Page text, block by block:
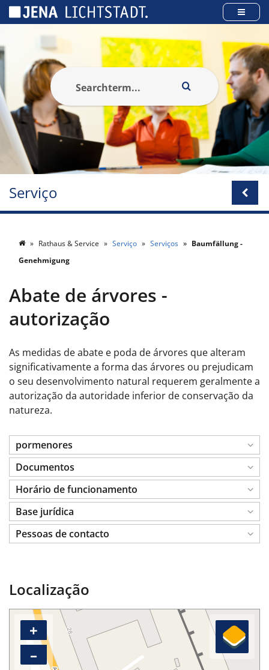
Serviço
Rathaus & Service Serviço Serviços
Baumfällung -
Genehmigung
Abate de árvores -
autorização
As medidas de abate e poda de árvores que alteram
significativamente a forma das árvores ou prejudicam
o seu desenvolvimento natural requerem geralmente a
autorização da autoridade inferior de conservação da
natureza.
pormenores
Documentos
Horário de funcionamento
Base jurídica
Pessoas de contacto
Localização
+
–
Cookies management panel